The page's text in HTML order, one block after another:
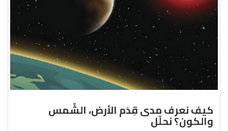
كيف نعرف مدى قِدَم الأرض، الشّمس
والكون؟ نحلّل